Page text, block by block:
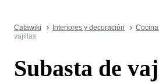
Catawiki Interiores y decoración
vajillas
Subasta de